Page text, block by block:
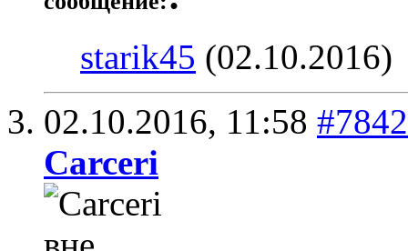
starik45 (02.10.2016)
02.10.2016, 11:58 #7842
Carceri